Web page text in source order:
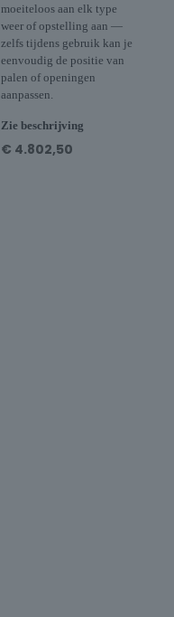
moeiteloos aan elk type
weer of opstelling aan —
zelfs tijdens gebruik kan je
eenvoudig de positie van
palen of openingen
aanpassen.
Zie beschrijving
€ 4.802,50